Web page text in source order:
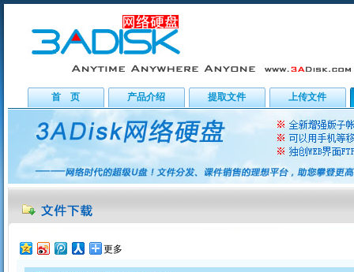
首 页 产品介绍 提取文件 上传文件
更多